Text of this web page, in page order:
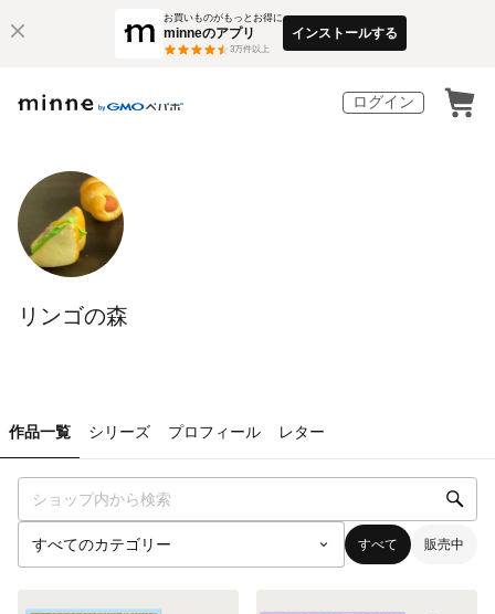
お買いものがもっとお得に
minneのアプリ
3万件以上
インストールする
ログイン
リンゴの森
作品一覧 シリーズ プロフィール レター
すべて 販売中